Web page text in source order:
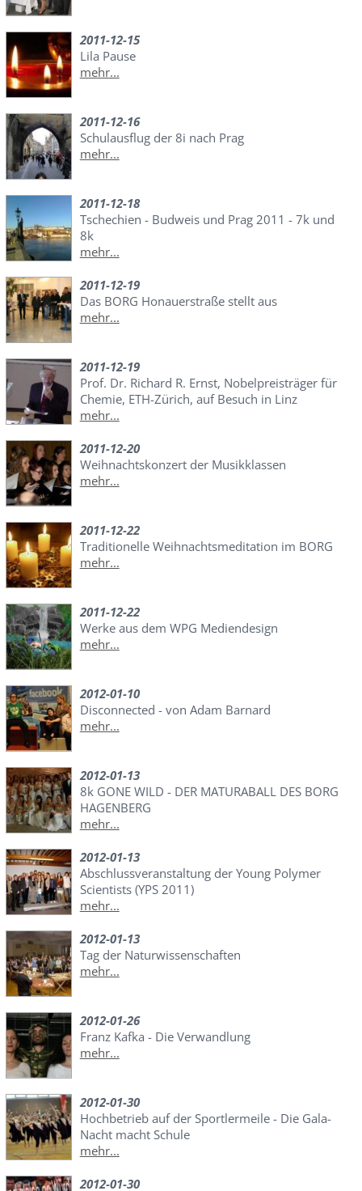
2011-12-15
Lila Pause
mehr...
2011-12-16
Schulausflug der 8i nach Prag
mehr...
2011-12-18
Tschechien - Budweis und Prag 2011 - 7k und
8k
mehr...
2011-12-19
Das BORG Honauerstraße stellt aus
mehr...
2011-12-19
Prof. Dr. Richard R. Ernst, Nobelpreisträger für
Chemie, ETH-Zürich, auf Besuch in Linz
mehr...
2011-12-20
Weihnachtskonzert der Musikklassen
mehr...
2011-12-22
Traditionelle Weihnachtsmeditation im BORG
mehr...
2011-12-22
Werke aus dem WPG Mediendesign
mehr...
2012-01-10
Disconnected - von Adam Barnard
mehr...
2012-01-13
8k GONE WILD - DER MATURABALL DES BORG
HAGENBERG
mehr...
2012-01-13
Abschlussveranstaltung der Young Polymer
Scientists (YPS 2011)
mehr...
2012-01-13
Tag der Naturwissenschaften
mehr...
2012-01-26
Franz Kafka - Die Verwandlung
mehr...
2012-01-30
Hochbetrieb auf der Sportlermeile - Die Gala-
Nacht macht Schule
mehr...
2012-01-30